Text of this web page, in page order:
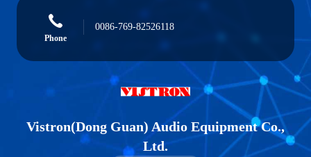
Phone
0086-769-82526118
Vistron(Dong Guan) Audio Equipment Co.,
Ltd.